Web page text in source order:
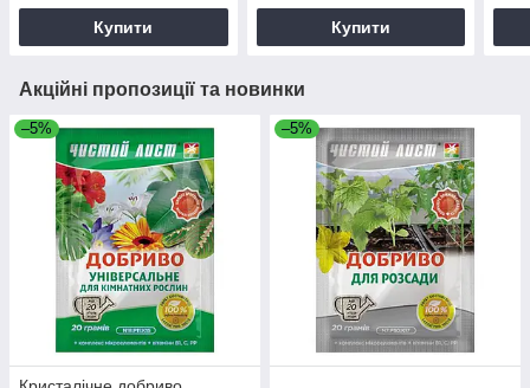
Купити Купити
Акційні пропозиції та новинки
–5% –5%